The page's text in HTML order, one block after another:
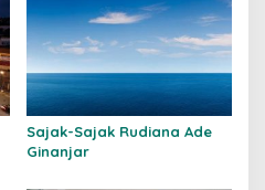
Sajak-Sajak Rudiana Ade
Ginanjar